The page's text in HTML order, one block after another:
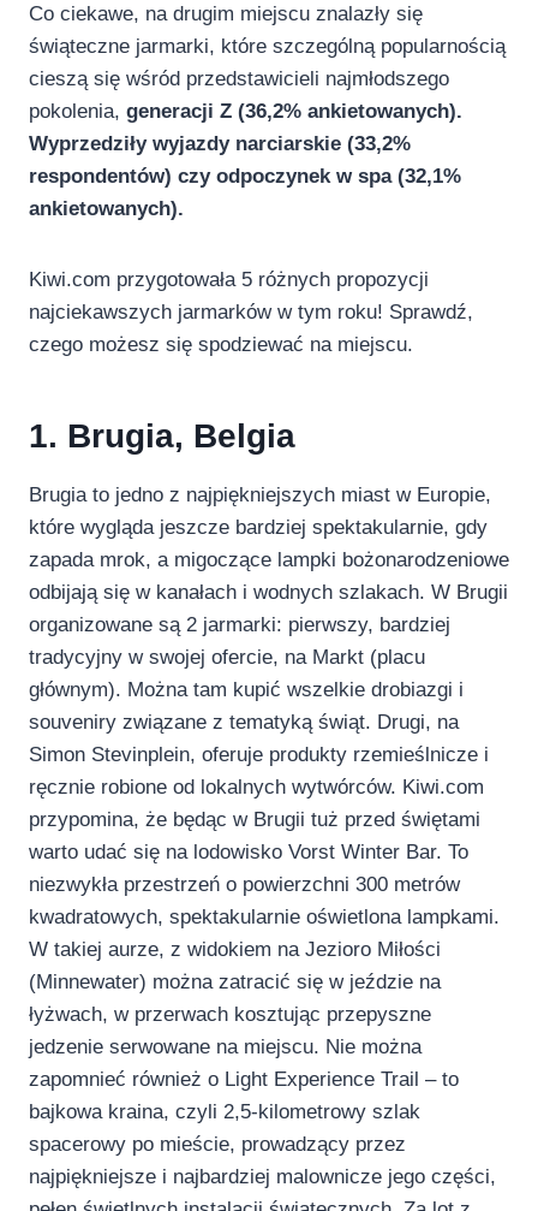
Co ciekawe, na drugim miejscu znalazły się
świąteczne jarmarki, które szczególną popularnością
cieszą się wśród przedstawicieli najmłodszego
pokolenia, generacji Z (36,2% ankietowanych).
Wyprzedziły wyjazdy narciarskie (33,2%
respondentów) czy odpoczynek w spa (32,1%
ankietowanych).
Kiwi.com przygotowała 5 różnych propozycji
najciekawszych jarmarków w tym roku! Sprawdź,
czego możesz się spodziewać na miejscu.
1. Brugia, Belgia
Brugia to jedno z najpiękniejszych miast w Europie,
które wygląda jeszcze bardziej spektakularnie, gdy
zapada mrok, a migoczące lampki bożonarodzeniowe
odbijają się w kanałach i wodnych szlakach. W Brugii
organizowane są 2 jarmarki: pierwszy, bardziej
tradycyjny w swojej ofercie, na Markt (placu
głównym). Można tam kupić wszelkie drobiazgi i
souveniry związane z tematyką świąt. Drugi, na
Simon Stevinplein, oferuje produkty rzemieślnicze i
ręcznie robione od lokalnych wytwórców. Kiwi.com
przypomina, że będąc w Brugii tuż przed świętami
warto udać się na lodowisko Vorst Winter Bar. To
niezwykła przestrzeń o powierzchni 300 metrów
kwadratowych, spektakularnie oświetlona lampkami.
W takiej aurze, z widokiem na Jezioro Miłości
(Minnewater) można zatracić się w jeździe na
łyżwach, w przerwach kosztując przepyszne
jedzenie serwowane na miejscu. Nie można
zapomnieć również o Light Experience Trail – to
bajkowa kraina, czyli 2,5-kilometrowy szlak
spacerowy po mieście, prowadzący przez
najpiękniejsze i najbardziej malownicze jego części,